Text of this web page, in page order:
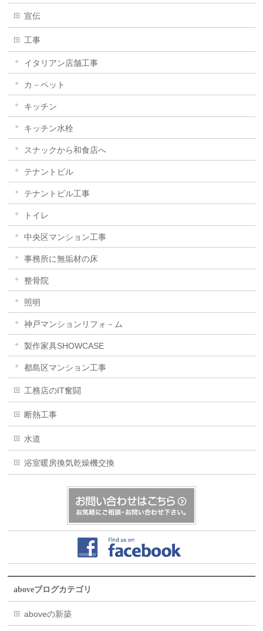
宣伝
工事
イタリアン店舗工事
カ－ペット
キッチン
キッチン水栓
スナックから和食店へ
テナントビル
テナントビル工事
トイレ
中央区マンション工事
事務所に無垢材の床
整骨院
照明
神戸マンションリフォ－ム
製作家具SHOWCASE
都島区マンション工事
工務店のIT奮闘
断熱工事
水道
浴室暖房換気乾燥機交換
aboveブログカテゴリ
aboveの新築